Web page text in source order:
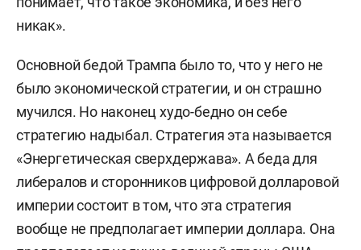
никак».
Основной бедой Трампа было то, что у него не
было экономической стратегии, и он страшно
мучился. Но наконец худо-бедно он себе
стратегию надыбал. Стратегия эта называется
«Энергетическая сверхдержава». А беда для
либералов и сторонников цифровой долларовой
империи состоит в том, что эта стратегия
вообще не предполагает империи доллара. Она